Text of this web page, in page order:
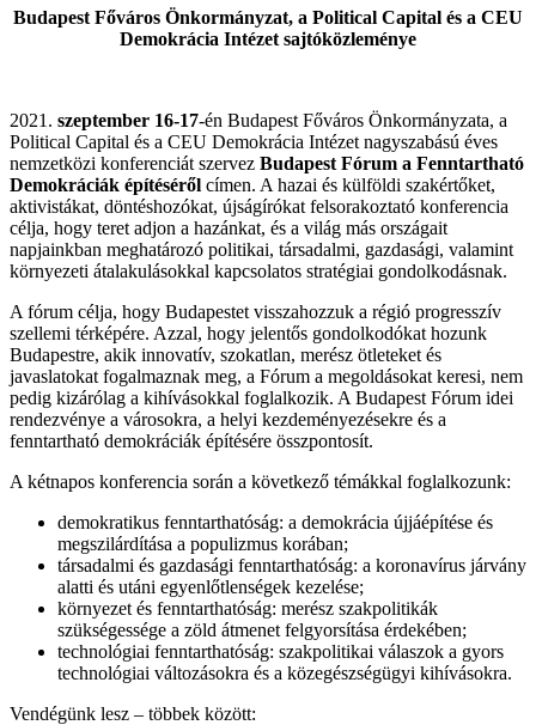
Budapest Főváros Önkormányzat, a Political Capital és a CEU
Demokrácia Intézet sajtóközleménye
2021. szeptember 16-17-én Budapest Főváros Önkormányzata, a
Political Capital és a CEU Demokrácia Intézet nagyszabású éves
nemzetközi konferenciát szervez Budapest Fórum a Fenntartható
Demokráciák építéséről címen. A hazai és külföldi szakértőket,
aktivistákat, döntéshozókat, újságírókat felsorakoztató konferencia
célja, hogy teret adjon a hazánkat, és a világ más országait
napjainkban meghatározó politikai, társadalmi, gazdasági, valamint
környezeti átalakulásokkal kapcsolatos stratégiai gondolkodásnak.
A fórum célja, hogy Budapestet visszahozzuk a régió progresszív
szellemi térképére. Azzal, hogy jelentős gondolkodókat hozunk
Budapestre, akik innovatív, szokatlan, merész ötleteket és
javaslatokat fogalmaznak meg, a Fórum a megoldásokat keresi, nem
pedig kizárólag a kihívásokkal foglalkozik. A Budapest Fórum idei
rendezvénye a városokra, a helyi kezdeményezésekre és a
fenntartható demokráciák építésére összpontosít.
A kétnapos konferencia során a következő témákkal foglalkozunk:
demokratikus fenntarthatóság: a demokrácia újjáépítése és
megszilárdítása a populizmus korában;
társadalmi és gazdasági fenntarthatóság: a koronavírus járvány
alatti és utáni egyenlőtlenségek kezelése;
környezet és fenntarthatóság: merész szakpolitikák
szükségessége a zöld átmenet felgyorsítása érdekében;
technológiai fenntarthatóság: szakpolitikai válaszok a gyors
technológiai változásokra és a közegészségügyi kihívásokra.
Vendégünk lesz – többek között: